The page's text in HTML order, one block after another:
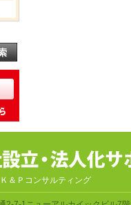
＆Ｐコンサルティング